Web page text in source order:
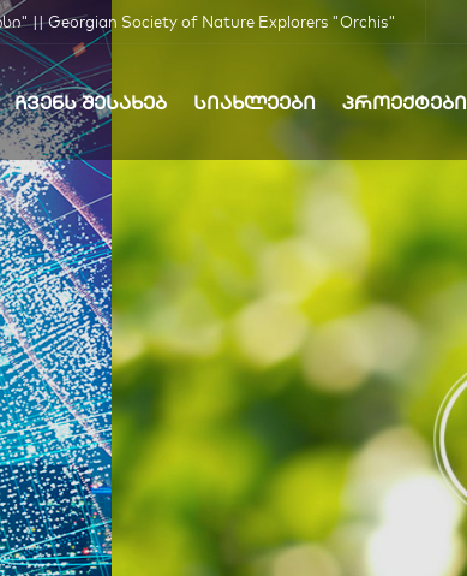
|| Georgian Society of Nature Explorers "Orchis"
ᲩᲕᲔᲜᲡ ᲨᲔᲡᲐᲮᲔᲑ ᲡᲘᲐᲮᲚᲔᲔᲑᲘ ᲞᲠᲝᲔᲥᲢᲔᲑᲘ